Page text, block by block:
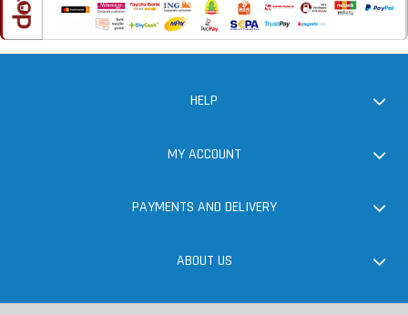
HELP
MY ACCOUNT
PAYMENTS AND DELIVERY
ABOUT US